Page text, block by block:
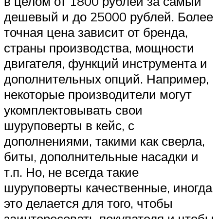
дешевый и до 25000 рублей. Более
точная цена зависит от бренда,
страны производства, мощности
двигателя, функций инструмента и
дополнительных опций. Например,
некоторые производители могут
укомплектовывать свои
шуруповерты в кейс, с
дополнениями, такими как сверла,
биты, дополнительные насадки и
т.п. Но, не всегда такие
шуруповерты качественные, иногда
это делается для того, чтобы